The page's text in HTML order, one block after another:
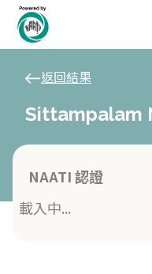
返回結果
Sittampalam
NAATI 認證
載入中...